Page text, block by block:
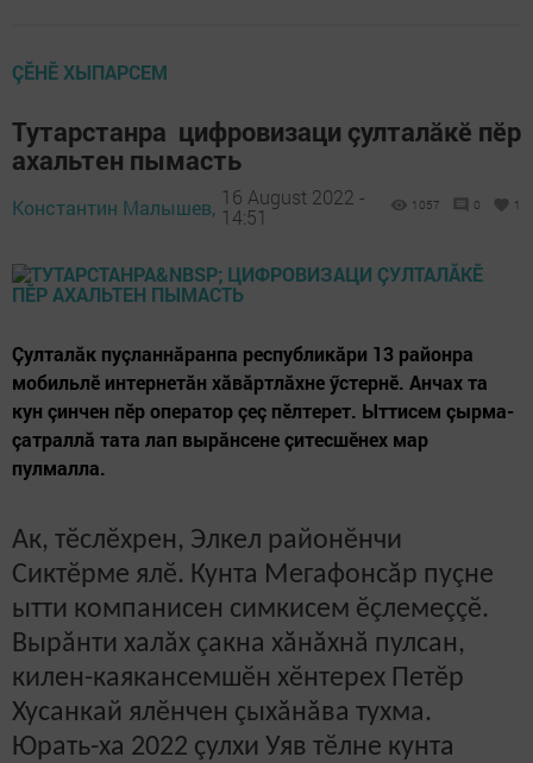
ÇӖНӖ ХЫПАРСЕМ
Тутарстанра цифровизаци çулталăкӗ пӗр
ахальтен пымасть
Константин Малышев, 16 August 2022 -
14:51
1057 0 1
Çулталăк пуçланнăранпа республикăри 13 районра
мобильлӗ интернетăн хăвăртлăхне ӳстернӗ. Анчах та
кун çинчен пӗр оператор çеç пӗлтерет. Ыттисем çырма-
çатраллă тата лап вырăнсене çитесшӗнех мар
пулмалла.
Ак, тӗслӗхрен, Элкел районӗнчи
Сиктӗрме ялӗ. Кунта Мегафонсăр пуçне
ытти компанисен симкисем ӗçлемеççӗ.
Вырăнти халăх çакна хăнăхнă пулсан,
килен-каякансемшӗн хӗнтерех Петӗр
Хусанкай ялӗнчен çыхăнăва тухма.
Юрать-ха 2022 çулхи Уяв тӗлне кунта